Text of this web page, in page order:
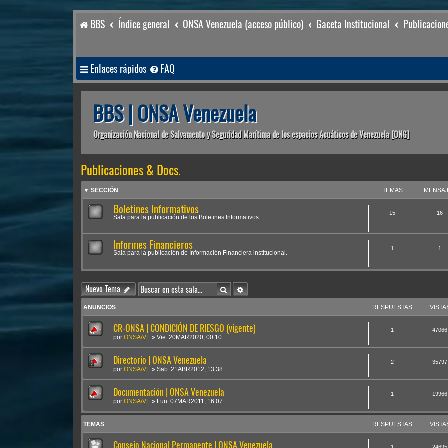
BBS Índice general ONSA Venezuela (acceso público) Gaceta Institucional
Enlaces rápidos FAQ
BBS | ONSA Venezuela
Organización Nacional de Salvamento y Seguridad Marítima de los espacios Acuáticos de Venezuela [ONG]
Publicaciones & Docs.
▼ SECCIÓN TEMAS
Boletines Informativos
Sala para la publicación de los Boletines Informativos.
15 16
Informes Financieros
Sala para la publicación de Información Financiera institucional.
1 1
Nuevo Tema BuscarBúsqueda avanzada
ANUNCIOS RESPUESTAS
CR-ONSA | CONDICIÓN DE RIESGO (vigente)
por ONSA/VE » Vie. 20MAR2020, 00:10
1 47066
Directorio | ONSA Venezuela
por ONSA/VE » Sab. 21ABR2012, 13:38
2 35797
Documentación | ONSA Venezuela
por ONSA/VE » Lun. 07MAR2011, 16:07
1 19966
TEMAS RESPUESTAS
Consejo Nacional Permanente | ONSA Venezuela